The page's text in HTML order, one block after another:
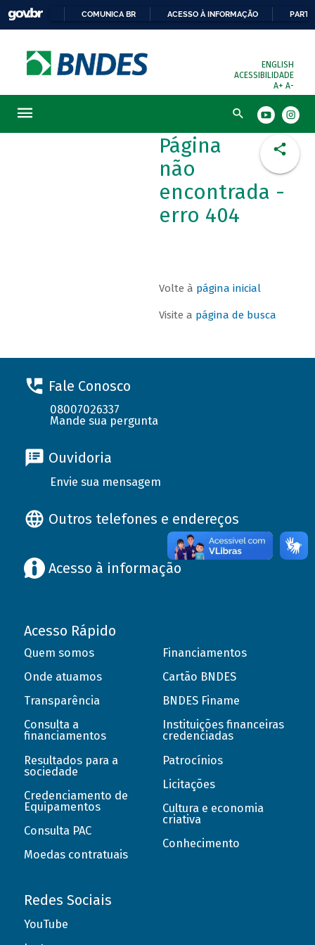
COMUNICA BR ACESSO À INFORMAÇÃO
ENGLISH
ACESSIBILIDADE
A+ A-
Busca
Página
não
encontrada -
erro 404
Volte à página inicial
Visite a página de busca
Fale Conosco
08007026337
Mande sua pergunta
Ouvidoria
Envie sua mensagem
Outros telefones e endereços
Acesso à informação
Acesso Rápido
Quem somos
Onde atuamos
Transparência
Consulta a
financiamentos
Resultados para a
sociedade
Credenciamento de
Equipamentos
Consulta PAC
Moedas contratuais
Financiamentos
Cartão BNDES
BNDES Finame
Instituições financeiras
credenciadas
Patrocínios
Licitações
Cultura e economia
criativa
Conhecimento
Redes Sociais
YouTube